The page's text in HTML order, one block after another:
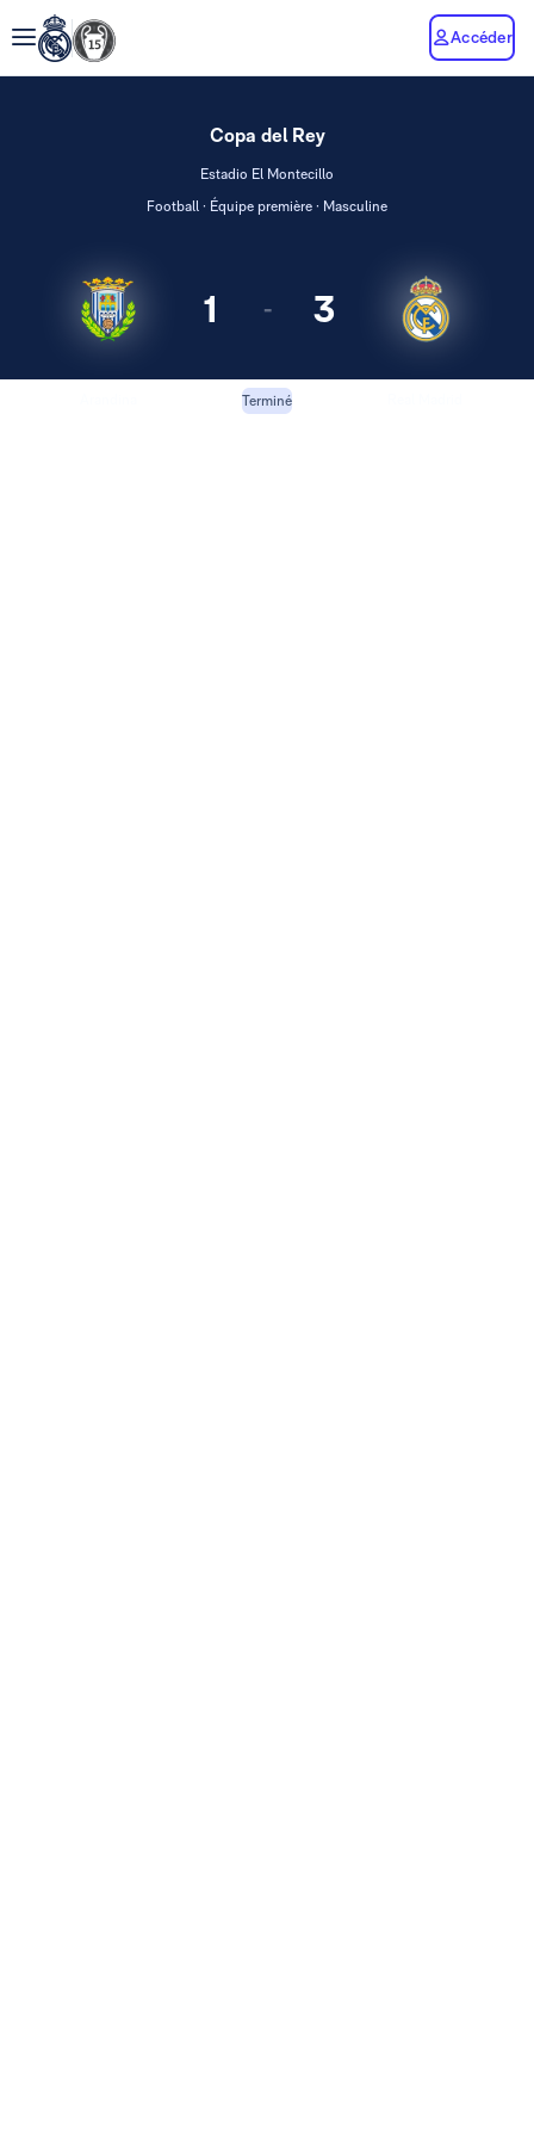
Accéder
Copa del Rey
Estadio El Montecillo
Football · Équipe première · Masculine
1 - 3
Terminé